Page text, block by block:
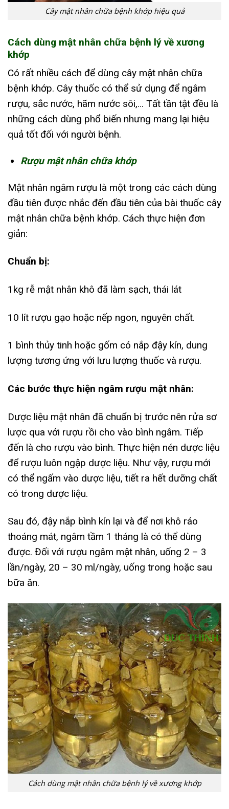
Cây mật nhân chữa bệnh khớp hiệu quả
Cách dùng mật nhân chữa bệnh lý về xương
khớp
Có rất nhiều cách để dùng cây mật nhân chữa
bệnh khớp. Cây thuốc có thể sử dụng để ngâm
rượu, sắc nước, hãm nước sôi,… Tất tần tật đều là
những cách dùng phổ biến nhưng mang lại hiệu
quả tốt đối với người bệnh.
Rượu mật nhân chữa khớp
Mật nhân ngâm rượu là một trong các cách dùng
đầu tiên được nhắc đến đầu tiên của bài thuốc cây
mật nhân chữa bệnh khớp. Cách thực hiện đơn
giản:
Chuẩn bị:
1kg rễ mật nhân khô đã làm sạch, thái lát
10 lít rượu gạo hoặc nếp ngon, nguyên chất.
1 bình thủy tinh hoặc gốm có nắp đậy kín, dung
lượng tương ứng với lưu lượng thuốc và rượu.
Các bước thực hiện ngâm rượu mật nhân:
Dược liệu mật nhân đã chuẩn bị trước nên rửa sơ
lược qua với rượu rồi cho vào bình ngâm. Tiếp
đến là cho rượu vào bình. Thực hiện nén dược liệu
để rượu luôn ngập dược liệu. Như vậy, rượu mới
có thể ngấm vào dược liệu, tiết ra hết dưỡng chất
có trong dược liệu.
Sau đó, đậy nắp bình kín lại và để nơi khô ráo
thoáng mát, ngâm tầm 1 tháng là có thể dùng
được. Đối với rượu ngâm mật nhân, uống 2 – 3
lần/ngày, 20 – 30 ml/ngày, uống trong hoặc sau
bữa ăn.
Cách dùng mật nhân chữa bệnh lý về xương khớp